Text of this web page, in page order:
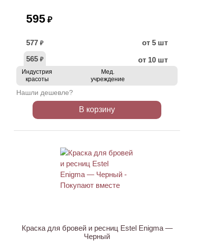
595 ₽
577 ₽
от 5 шт
565 ₽ от 10 шт
Индустрия
красоты
Мед.
учреждение
Нашли дешевле?
В корзину
Краска для бровей и ресниц Estel Enigma —
Черный